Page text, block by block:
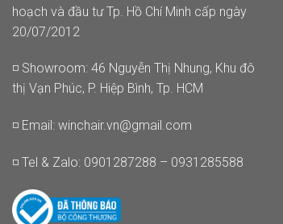
hoạch và đầu tư Tp. Hồ Chí Minh cấp ngày
20/07/2012
◽ Showroom: 46 Nguyễn Thị Nhung, Khu đô
thị Vạn Phúc, P. Hiệp Bình, Tp. HCM
◽ Email: winchair.vn@gmail.com
◽ Tel & Zalo: 0901287288 – 0931285588